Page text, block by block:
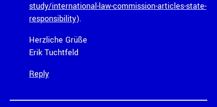
study/international-law-commission-articles-state-
responsibility).
Herzliche Grüße
Erik Tuchtfeld
Reply